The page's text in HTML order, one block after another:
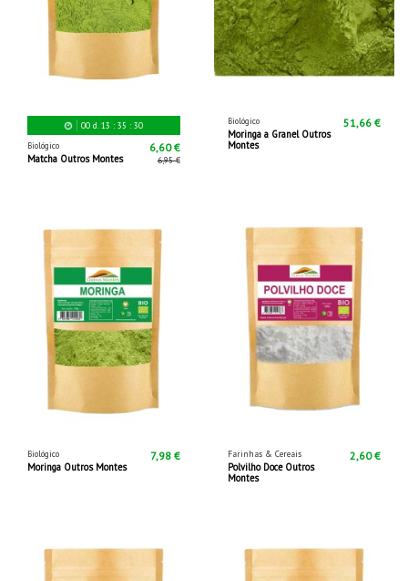
00d. 13 : 35 : 29
Biológico
Matcha Outros Montes
6,60 €
6,95 €
Biológico
Moringa a Granel Outros
Montes
51,66 €
Biológico
Moringa Outros Montes
7,98 € Farinhas & Cereais
Polvilho Doce Outros
Montes
2,60 €